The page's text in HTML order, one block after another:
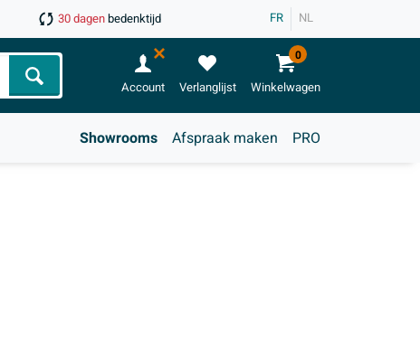
30 dagenbedenktijd FR NL
Zoeken Account Verlanglijst Winkelwagen
0
Showrooms Afspraak maken PRO